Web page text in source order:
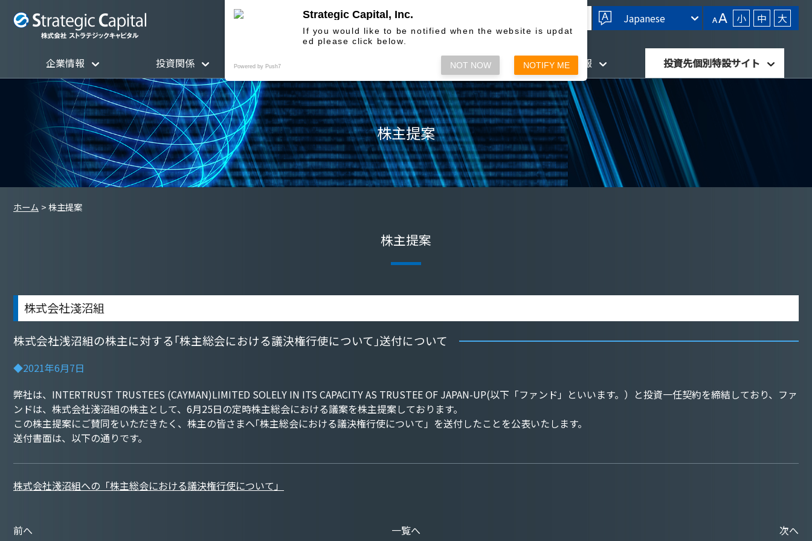
お問い合わせ Japanese 小 中 大
企業情報 投資関係 株主総会関係 各種方針・開示情報 投資先個別特設サイト
株主提案
ホーム 株主提案
株主提案
株式会社淺沼組
株式会社浅沼組の株主に対する｢株主総会における議決権行使について｣送付について
◆2021年6月7日
弊社は、INTERTRUST TRUSTEES (CAYMAN)LIMITED SOLELY IN ITS CAPACITY AS TRUSTEE OF JAPAN-UP(以下「ファンド」といいます。）と投資一任契約を締結しており、ファ
ンドは、株式会社淺沼組の株主として、6月25日の定時株主総会における議案を株主提案しております。
この株主提案にご賛同をいただきたく、株主の皆さまへ｢株主総会における議決権行使について」を送付したことを公表いたします。
送付書面は、以下の通りです。
株式会社淺沼組への「株主総会における議決権行使について」
前へ 一覧へ 次へ
Strategic Capital, Inc.
If you would like to be notified when the website is updat
ed please click below.
Powered by Push7 NOT NOW NOTIFY ME